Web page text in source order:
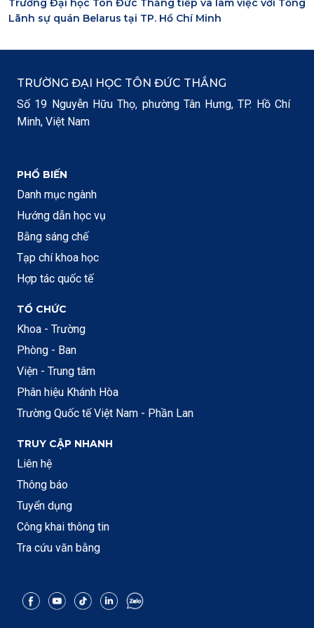
Trường Đại học Tôn Đức Thắng tiếp và làm việc với Tổng
Lãnh sự quán Belarus tại TP. Hồ Chí Minh
TRƯỜNG ĐẠI HỌC TÔN ĐỨC THẮNG
Số 19 Nguyễn Hữu Thọ, phường Tân Hưng, TP. Hồ Chí
Minh, Việt Nam
PHỔ BIẾN
Danh mục ngành
Hướng dẫn học vụ
Bằng sáng chế
Tạp chí khoa học
Hợp tác quốc tế
TỔ CHỨC
Khoa - Trường
Phòng - Ban
Viện - Trung tâm
Phân hiệu Khánh Hòa
Trường Quốc tế Việt Nam - Phần Lan
TRUY CẬP NHANH
Liên hệ
Thông báo
Tuyển dụng
Công khai thông tin
Tra cứu văn bằng